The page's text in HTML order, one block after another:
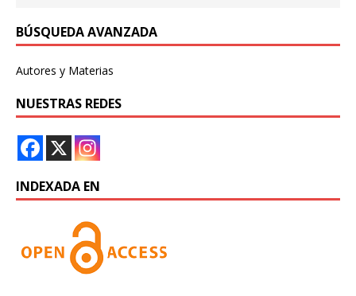
BÚSQUEDA AVANZADA
Autores y Materias
NUESTRAS REDES
INDEXADA EN